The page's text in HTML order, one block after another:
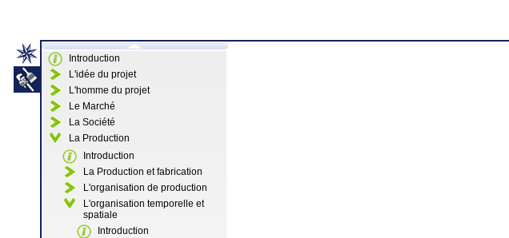
Introduction
L'idée du projet
L'homme du projet
Le Marché
La Société
La Production
Introduction
La Production et fabrication
L'organisation de production
L'organisation temporelle et
spatiale
Introduction